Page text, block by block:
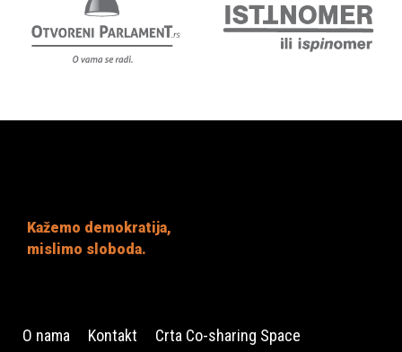
Kažemo demokratija,
mislimo sloboda.
O nama Kontakt Crta Co-sharing Space